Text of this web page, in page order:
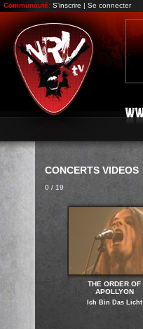
Communauté: S'inscrire | Se connecter
CONCERTS VIDEOS
0 / 19
THE ORDER OF
APOLLYON
Ich Bin Das Licht